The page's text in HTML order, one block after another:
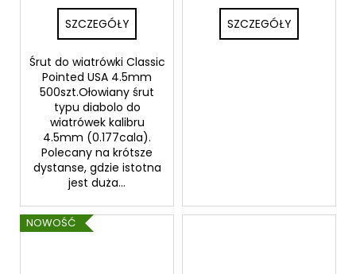
SZCZEGÓŁY
Śrut do wiatrówki Classic
Pointed USA 4.5mm
500szt.Ołowiany śrut
typu diabolo do
wiatrówek kalibru
4.5mm (0.177cala).
Polecany na krótsze
dystanse, gdzie istotna
jest duża...
SZCZEGÓŁY
NOWOŚĆ